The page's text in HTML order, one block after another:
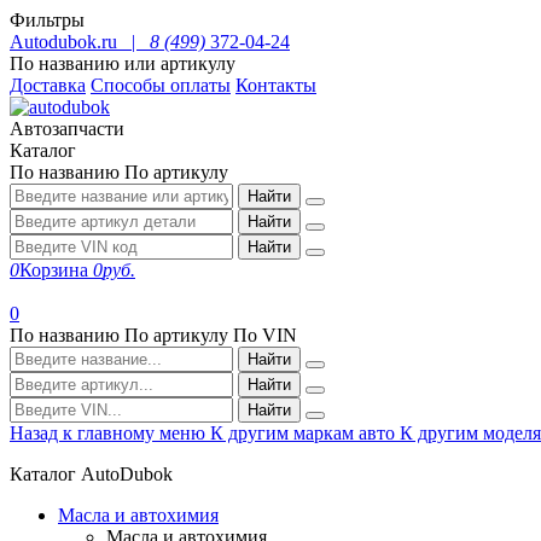
Фильтры
Autodubok.ru |
8 (499) 372-04-24
По названию или артикулу
Доставка Способы оплаты Контакты
Автозапчасти
Каталог
По названию По артикулу
Найти
Найти
Найти
0Корзина 0руб.
0
По названию По артикулу По VIN
Найти
Найти
Найти
Назад к главному меню К другим маркам авто К другим
Каталог AutoDubok
Масла и автохимия
Масла и автохимия